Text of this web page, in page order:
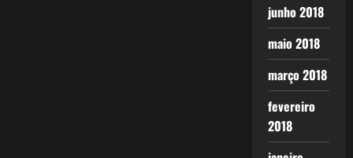
junho 2018
maio 2018
março 2018
fevereiro
2018